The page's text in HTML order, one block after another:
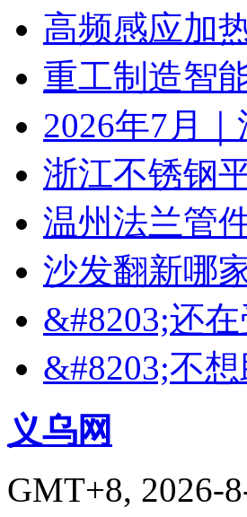
高频感应加
重工制造智
2026年7月
浙江不锈钢
温州法兰管
沙发翻新哪
&#8203;还
&#8203;不
义乌网
GMT+8, 2026-